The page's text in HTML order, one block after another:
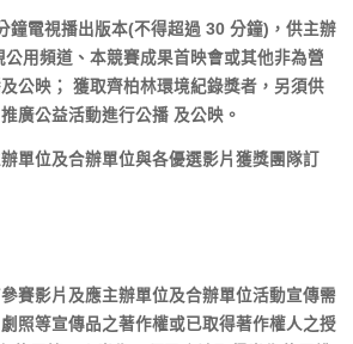
鐘電視播出版本(不得超過 30 分鐘)，供主辦
用頻道、本競賽成果首映會或其他非為營
公映； 獲取齊柏林環境紀錄獎者，另須供
廣公益活動進行公播 及公映。
單位及合辦單位與各優選影片獲獎團隊訂
賽影片及應主辦單位及合辦單位活動宣傳需
照等宣傳品之著作權或已取得著作權人之授